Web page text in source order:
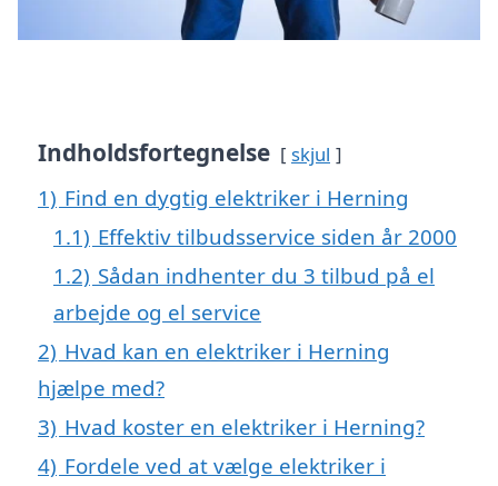
Indholdsfortegnelse skjul
1) Find en dygtig elektriker i Herning
1.1) Effektiv tilbudsservice siden år 2000
1.2) Sådan indhenter du 3 tilbud på el
arbejde og el service
2) Hvad kan en elektriker i Herning
hjælpe med?
3) Hvad koster en elektriker i Herning?
4) Fordele ved at vælge elektriker i